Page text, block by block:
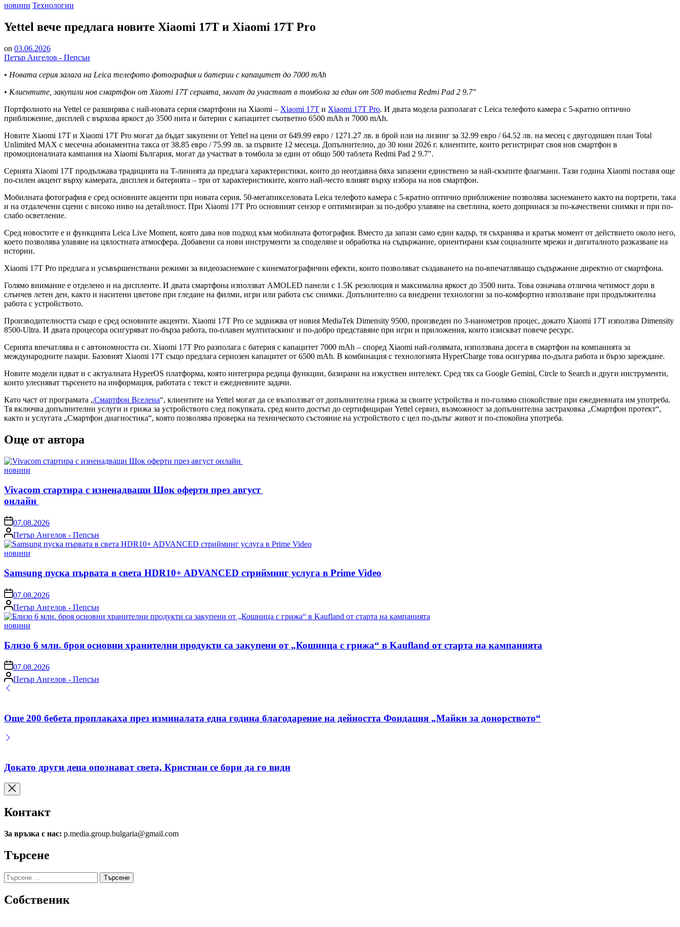
Posted
новини Технологии
Yettel вече предлага новите Xiaomi 17T и Xiaomi 17T Pro
on 03.06.2026
Петър Ангелов - Пепсън
• Новата серия залага на Leica телефото фотография и батерии с капацитет до 7000 mAh
• Клиентите, закупили нов смартфон от Xiaomi 17T серията , могат да участват в томбола за един от 500 таблета Redmi Pad 2 9.7″
Портфолиото на Yettel се разширява с най-новата серия смартфони на Xiaomi – Xiaomi 17T и Xiaomi 17T Pro. И двата модела разполагат с Leica телефото камера с 5-кратно оптично
приближение, дисплей с върхова яркост до 3500 нита и батерии с капацитет съответно 6500 mAh и 7000 mAh.
Новите Xiaomi 17T и Xiaomi 17T Pro могат да бъдат закупени от Yettel на цени от 649.99 евро / 1271.27 лв. в брой или на лизинг за 32.99 евро / 64.52 лв. на месец с двугодишен план Total
Unlimited MAX с месечна абонаментна такса от 38.85 евро / 75.99 лв. за първите 12 месеца. Допълнително, до 30 юни 2026 г. клиентите, които регистрират своя нов смартфон в
промоционалната кампания на Xiaomi България, могат да участват в томбола за един от общо 500 таблета Redmi Pad 2 9.7″.
Серията Xiaomi 17T продължава традицията на T-линията да предлага характеристики, които до неотдавна бяха запазени единствено за най-скъпите флагмани. Тази година Xiaomi поставя още
по-силен акцент върху камерата, дисплея и батерията – три от характеристиките, които най-често влияят върху избора на нов смартфон.
Мобилната фотография е сред основните акценти при новата серия. 50-мегапикселовата Leica телефото камера с 5-кратно оптично приближение позволява заснемането както на портрети, така
и на отдалечени сцени с високо ниво на детайлност. При Xiaomi 17T Pro основният сензор е оптимизиран за по-добро улавяне на светлина, което допринася за по-качествени снимки и при по-
слабо осветление.
Сред новостите е и функцията Leica Live Moment, която дава нов подход към мобилната фотография. Вместо да запази само един кадър, тя съхранява и кратък момент от действието около него,
което позволява улавяне на цялостната атмосфера. Добавени са нови инструменти за споделяне и обработка на съдържание, ориентирани към социалните мрежи и дигиталното разказване на
истории.
Xiaomi 17T Pro предлага и усъвършенствани режими за видеозаснемане с кинематографични ефекти, които позволяват създаването на по-впечатляващо съдържание директно от смартфона.
Голямо внимание е отделено и на дисплеите. И двата смартфона използват AMOLED панели с 1.5K резолюция и максимална яркост до 3500 нита. Това означава отлична четимост дори в
слънчев летен ден, както и наситени цветове при гледане на филми, игри или работа със снимки. Допълнително са внедрени технологии за по-комфортно използване при продължителна
работа с устройството.
Производителността също е сред основните акценти. Xiaomi 17T Pro се задвижва от новия MediaTek Dimensity 9500, произведен по 3-нанометров процес, докато Xiaomi 17T използва Dimensity
8500-Ultra. И двата процесора осигуряват по-бърза работа, по-плавен мултитаскинг и по-добро представяне при игри и приложения, които изискват повече ресурс.
Серията впечатлява и с автономността си. Xiaomi 17T Pro разполага с батерия с капацитет 7000 mAh – според Xiaomi най-голямата, използвана досега в смартфон на компанията за
международните пазари. Базовият Xiaomi 17T също предлага сериозен капацитет от 6500 mAh. В комбинация с технологията HyperCharge това осигурява по-дълга работа и бързо зареждане.
Новите модели идват и с актуалната HyperOS платформа, която интегрира редица функции, базирани на изкуствен интелект. Сред тях са Google Gemini, Circle to Search и други инструменти,
които улесняват търсенето на информация, работата с текст и ежедневните задачи.
Като част от програмата „Смартфон Вселена“, клиентите на Yettel могат да се възползват от допълнителна грижа за своите устройства и по-голямо спокойствие при ежедневната им употреба.
Тя включва допълнителни услуги и грижа за устройството след покупката, сред които достъп до сертифициран Yettel сервиз, възможност за допълнителна застраховка „Смартфон протект“,
както и услугата „Смартфон диагностика“, която позволява проверка на техническото състояние на устройството с цел по-дълъг живот и по-спокойна употреба.
Още от автора
Posted
новини
Vivacom стартира с изненадващи Шок оферти през август
онлайн
on07.08.2026
Posted
by
Петър Ангелов - Пепсън
Posted
новини
Samsung пуска първата в света HDR10+ ADVANCED стрийминг услуга в Prime Video
on07.08.2026
Posted
by
Петър Ангелов - Пепсън
Posted
новини
Близо 6 млн. броя основни хранителни продукти са закупени от „Кошница с грижа“ в Kaufland от старта на кампанията
on07.08.2026
Posted
by
Петър Ангелов - Пепсън
Още 200 бебета проплакаха през изминалата една година благодарение на дейността Фондация „Майки за донорството“
Докато други деца опознават света, Кристиан се бори да го види
Контакт
За връзка с нас: p.media.group.bulgaria@gmail.com
Търсене
Търсене
за:
Собственик